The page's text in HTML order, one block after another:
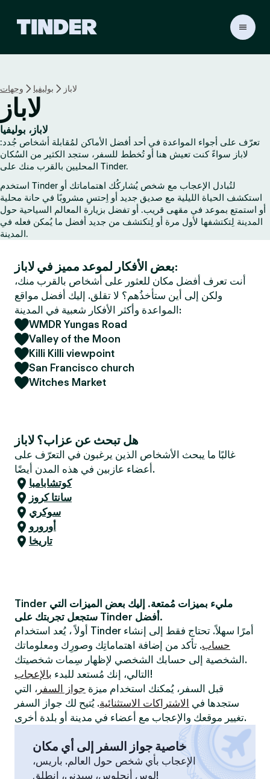
ئ
ي
س
ة
ل
ـ
T
d
e
r
وجهات بوليفيا لاباز
لاباز
لاباز، بوليفيا
تعرّف على أجواء المواعدة في أحد أفضل الأماكن لمُقابلة أشخاص جُدد:
لاباز سواءً كنت تعيش هنا أو تُخطط للسفر، ستجد الكثير من السُكان
المحليين بالقرب منك على Tinder.
استخدم Tinder لتُبادل الإعجاب مع شخص يُشاركُك اهتماماتك أو
استكشف الحياة الليلية مع صديق جديد أو اِحتسِ مشروبًا في حانة محلية
أو استمتع بموعد في مقهى قريب. أو تفضل بزيارة المعالم السياحية حول
المدينة لِتكتشفها لأول مرة أو لِتكتشف من جديد أفضل ما يُمكن فعله في
المدينة.
بعض الأفكار لموعد مميز في لاباز:
أنت تعرف أفضل مكان للعثور على أشخاص بالقرب منك،
ولكن إلى أين ستأخذُهم؟ لا تقلق. إليك أفضل مواقع
المواعدة وأكثر الأفكار شعبية في المدينة:
WMDR Yungas Road
Valley of the Moon
Killi Killi viewpoint
San Francisco church
Witches Market
هل تبحث عن عزاب؟ لاباز
غالبًا ما يبحث الأشخاص الذين يرغبون في التعرّف على
أعضاء عازبين في هذه المدن أيضًا.
كوتشابامبا
سانتا كروز
سوكري
أورورو
تاريخا
Tinder مليء بميزات مُمتعة. إليك بعض الميزات التي
ستجعل تجربتك على Tinder أفضل.
أولاً ، يُعد استخدام Tinder أمرًا سهلاً. تحتاج فقط إلى إنشاء
حساب. تأكد من إضافة اهتماماتِك وصورِك ومعلوماتك
الشخصية إلى حسابك الشخصي لإظهار سِمات شخصيتك.
التالي، إنك مُستعد للبدء بالإعجاب
!
قبل السفر، يُمكنك استخدام ميزة جواز السفر ، التي
ستجدها في الاشتراكات الاستثنائية. يُتيح لك جواز السفر
تغيير موقعك والإعجاب مع أعضاء في مدينة أو بلدة أخرى.
خاصية جواز السفر إلى أي مكان
الإعجاب بأي شخص حول العالم. باريس،
لوس أنجلوس، سيدني، انطلق!